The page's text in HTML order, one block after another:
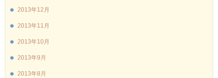
2013年12月
2013年11月
2013年10月
2013年9月
2013年8月